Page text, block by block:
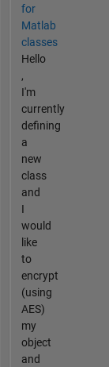
for
Matlab
classes
Hello
,
I'm
currently
defining
a
new
class
and
I
would
like
to
encrypt
(using
AES)
my
object
and